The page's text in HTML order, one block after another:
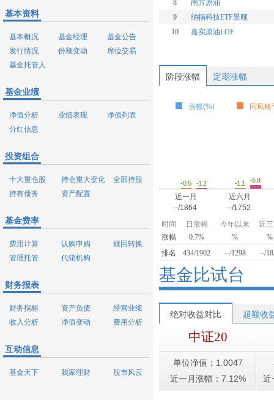
基本资料
基本概况 基金经理
基金公告
发行情况
份额变动
席位交易
基金托管人
基金业绩
净值分析 业绩表现
净值列表
分红信息
投资组合
十大重仓股 持仓重大变化
全部持股
持有债务
资产配置
基金费率
费用计算 认购申购
赎回转换
管理托管
代销机构
财务报表
财务指标 资产负债
经营业绩
收入分析
净值变动 费用分析
互动信息
基金天下 我家理财 股市风云
8
南方原油
9
纳指科技ETF景顺
10
嘉实原油LOF
阶段涨幅 定期涨幅
涨幅(%) 同风格
-0.5 -1.2
近一月
--/1864
-1.1 -5.9
近六月
--/1752
时间
日涨幅 今年以来
近
涨幅
0.7% %
%
排名
434/1902 --/1298 --/
基金比试台
绝对收益对比 超额收
中证20
单位净值：1.0047
近一月涨幅：7.12%
近